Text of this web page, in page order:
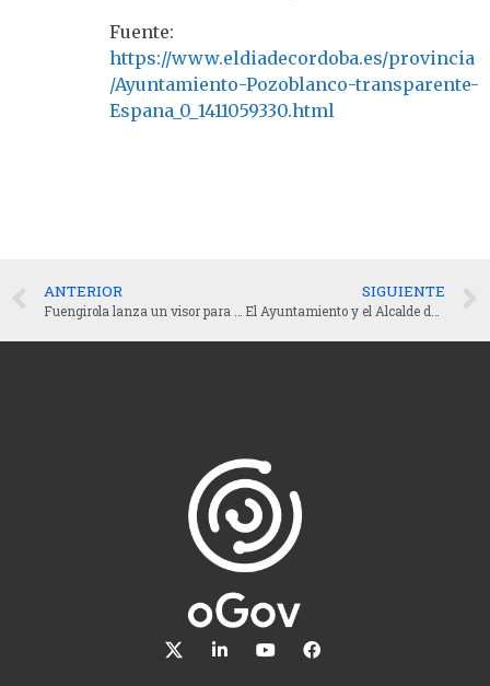
Fuente:
https://www.eldiadecordoba.es/provincia
/Ayuntamiento-Pozoblanco-transparente-
Espana_0_1411059330.html
ANTERIOR
Fuengirola lanza un visor para que los ciudadanos sepan en qué se invierte
SIGUIENTE
El Ayuntamiento y el Alcalde de Torre Pacheco se posicionan en los primeros lugares en transparencia regional